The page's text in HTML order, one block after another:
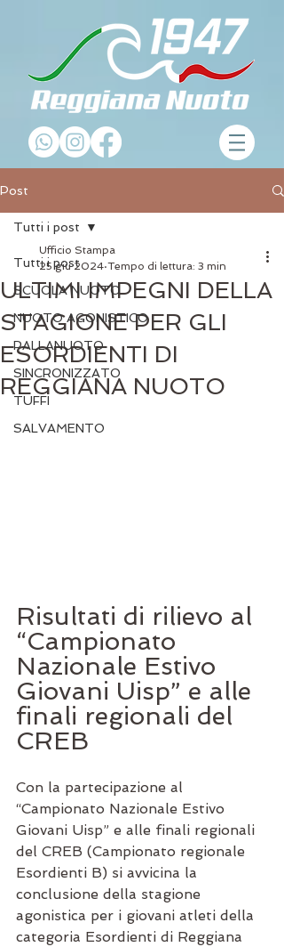
Post
Tutti i post
SCUOLA NUOTO
NUOTO AGONISTICO
PALLANUOTO
SINCRONIZZATO
TUFFI
SALVAMENTO
Tutti i post
ULTIMI IMPEGNI DELLA
STAGIONE PER GLI
ESORDIENTI DI
REGGIANA NUOTO
Ufficio Stampa
25 giu 2024 Tempo di lettura: 3 min
Risultati di rilievo al
“Campionato
Nazionale Estivo
Giovani Uisp” e alle
finali regionali del
CREB
Con la partecipazione al
“Campionato Nazionale Estivo
Giovani Uisp” e alle finali regionali
del CREB (Campionato regionale
Esordienti B) si avvicina la
conclusione della stagione
agonistica per i giovani atleti della
categoria Esordienti di Reggiana